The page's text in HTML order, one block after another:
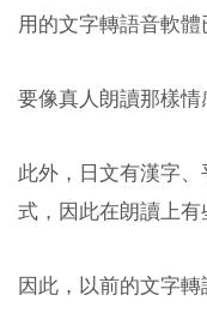
用的文字轉語音軟體
要像真人朗讀那樣情
此外，日文有漢字
式，因此在朗讀上有
因此，以前的文字轉